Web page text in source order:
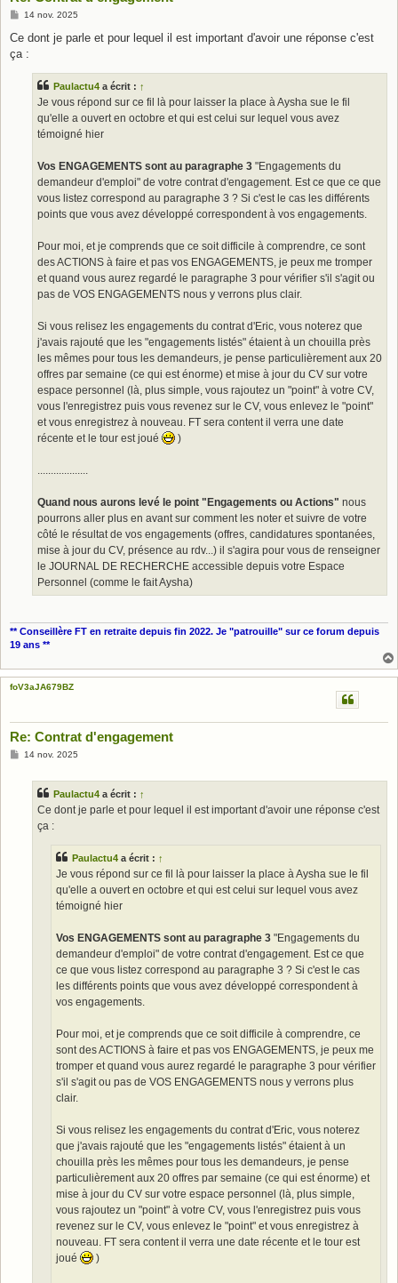
M
s
a
14 nov. 2025
Ce dont je parle et pour lequel il est important d'avoir une réponse c'est
ça :
Paulactu4 a écrit : ↑
Je vous répond sur ce fil là pour laisser la place à Aysha sue le fil
qu'elle a ouvert en octobre et qui est celui sur lequel vous avez
témoigné hier
Vos ENGAGEMENTS sont au paragraphe 3 "Engagements du
demandeur d'emploi" de votre contrat d'engagement. Est ce que ce que
vous listez correspond au paragraphe 3 ? Si c'est le cas les différents
points que vous avez développé correspondent à vos engagements.
Pour moi, et je comprends que ce soit difficile à comprendre, ce sont
des ACTIONS à faire et pas vos ENGAGEMENTS, je peux me tromper
et quand vous aurez regardé le paragraphe 3 pour vérifier s'il s'agit ou
pas de VOS ENGAGEMENTS nous y verrons plus clair.
Si vous relisez les engagements du contrat d'Eric, vous noterez que
j'avais rajouté que les "engagements listés" étaient à un chouilla près
les mêmes pour tous les demandeurs, je pense particulièrement aux 20
offres par semaine (ce qui est énorme) et mise à jour du CV sur votre
espace personnel (là, plus simple, vous rajoutez un "point" à votre CV,
vous l'enregistrez puis vous revenez sur le CV, vous enlevez le "point"
et vous enregistrez à nouveau. FT sera content il verra une date
récente et le tour est joué
)
...................
Quand nous aurons levé le point "Engagements ou Actions" nous
pourrons aller plus en avant sur comment les noter et suivre de votre
côté le résultat de vos engagements (offres, candidatures spontanées,
mise à jour du CV, présence au rdv...) il s'agira pour vous de renseigner
le JOURNAL DE RECHERCHE accessible depuis votre Espace
Personnel (comme le fait Aysha)
** Conseillère FT en retraite depuis fin 2022. Je "patrouille" sur ce forum depuis
19 ans **
foV3aJA679BZ
Re: Contrat d'engagement
M14 nov. 2025
Paulactu4 a écrit : ↑
Ce dont je parle et pour lequel il est important d'avoir une réponse c'est
ça :
Paulactu4 a écrit : ↑
Je vous répond sur ce fil là pour laisser la place à Aysha sue le fil
qu'elle a ouvert en octobre et qui est celui sur lequel vous avez
témoigné hier
Vos ENGAGEMENTS sont au paragraphe 3 "Engagements du
demandeur d'emploi" de votre contrat d'engagement. Est ce que
ce que vous listez correspond au paragraphe 3 ? Si c'est le cas
les différents points que vous avez développé correspondent à
vos engagements.
Pour moi, et je comprends que ce soit difficile à comprendre, ce
sont des ACTIONS à faire et pas vos ENGAGEMENTS, je peux me
tromper et quand vous aurez regardé le paragraphe 3 pour vérifier
s'il s'agit ou pas de VOS ENGAGEMENTS nous y verrons plus
clair.
Si vous relisez les engagements du contrat d'Eric, vous noterez
que j'avais rajouté que les "engagements listés" étaient à un
chouilla près les mêmes pour tous les demandeurs, je pense
particulièrement aux 20 offres par semaine (ce qui est énorme) et
mise à jour du CV sur votre espace personnel (là, plus simple,
vous rajoutez un "point" à votre CV, vous l'enregistrez puis vous
revenez sur le CV, vous enlevez le "point" et vous enregistrez à
nouveau. FT sera content il verra une date récente et le tour est
joué
)